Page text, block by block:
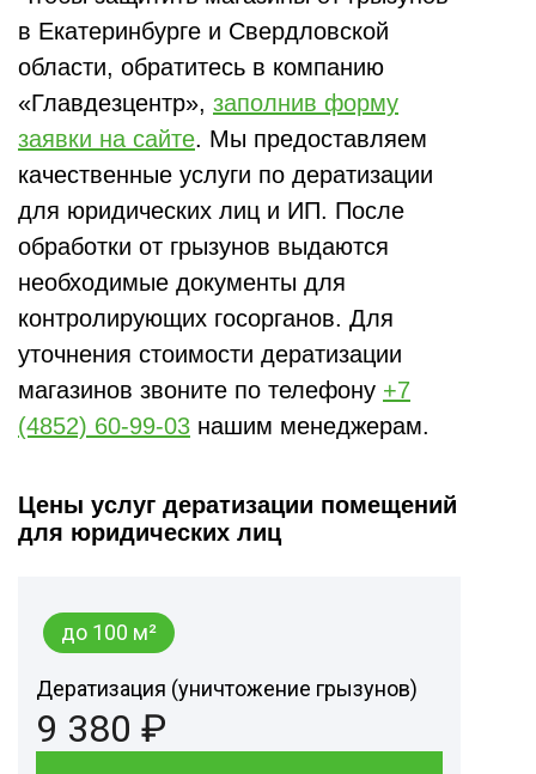
в Екатеринбурге и Свердловской
области, обратитесь в компанию
«Главдезцентр», заполнив форму
заявки на сайте. Мы предоставляем
качественные услуги по дератизации
для юридических лиц и ИП. После
обработки от грызунов выдаются
необходимые документы для
контролирующих госорганов. Для
уточнения стоимости дератизации
магазинов звоните по телефону +7
(4852) 60-99-03 нашим менеджерам.
Цены услуг дератизации помещений
для юридических лиц
до 100 м²
Дератизация (уничтожение грызунов)
9 380 ₽